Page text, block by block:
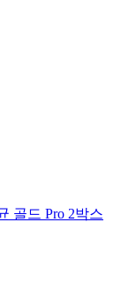
골드 Pro 2박스